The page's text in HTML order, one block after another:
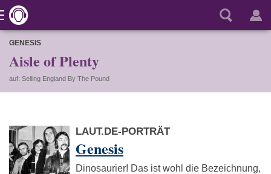
GENESIS
Aisle of Plenty
auf: Selling England By The Pound
LAUT.DE-PORTRÄT
Genesis
Dinosaurier! Das ist wohl die Bezeichnung,